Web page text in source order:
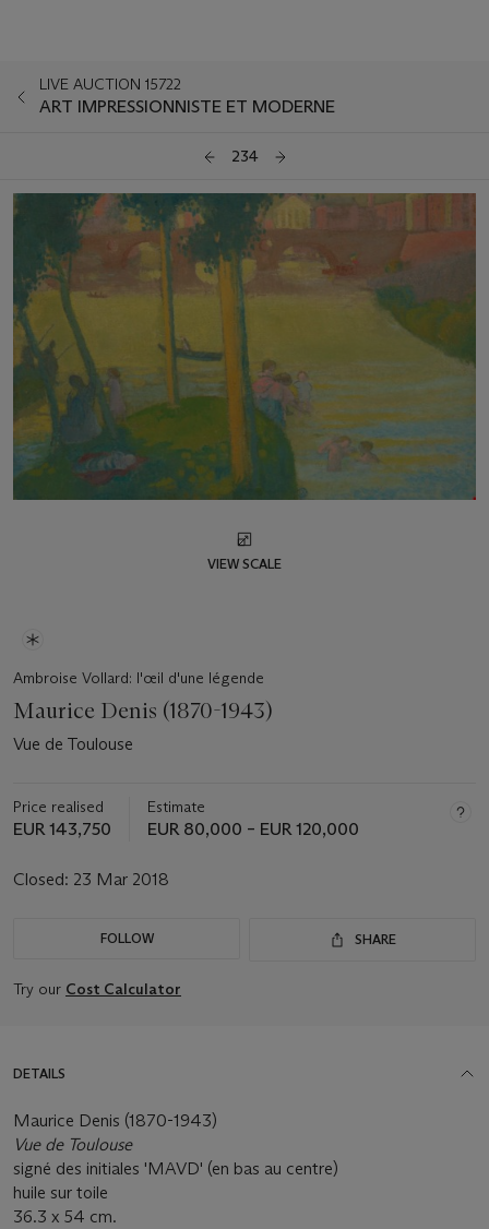
LIVE AUCTION 15722
ART IMPRESSIONNISTE ET MODERNE
234
VIEW SCALE
Ambroise Vollard: l'œil d'une légende
Maurice Denis (1870-1943)
Vue de Toulouse
Price realised
EUR 143,750
Estimate
EUR 80,000 – EUR 120,000
Closed: 23 Mar 2018
FOLLOW SHARE
Try our Cost Calculator
DETAILS
Maurice Denis (1870-1943)
Vue de Toulouse
signé des initiales 'MAVD' (en bas au centre)
huile sur toile
36.3 x 54 cm.